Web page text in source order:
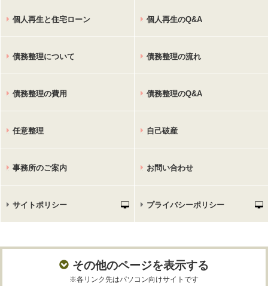
個人再生と住宅ローン 個人再生のQ&A
債務整理について 債務整理の流れ
債務整理の費用 債務整理のQ&A
任意整理 自己破産
事務所のご案内 お問い合わせ
サイトポリシー プライバシーポリシー
その他のページを表示する
※各リンク先はパソコン向けサイトです